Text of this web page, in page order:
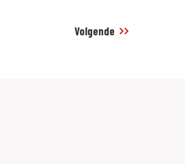
Volgende